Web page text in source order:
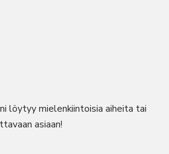
löytyy mielenkiintoisia aiheita tai
asiaan!